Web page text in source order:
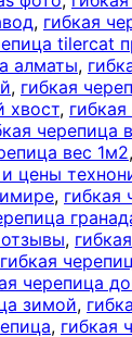
, гибкая
tilercat
алматы,
, гибкая
хвост,
черепица
вес 1м2,
цены
, гибкая
,
гибкая
черепица
зимой,
, гибкая